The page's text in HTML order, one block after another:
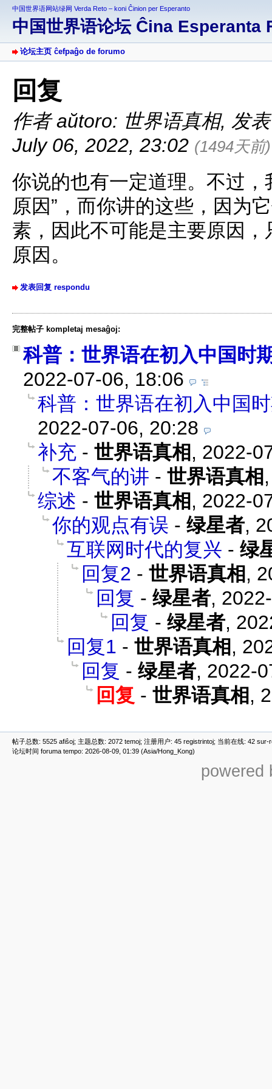
中国世界语网站绿网 Verda Reto – koni Ĉinion per Esperanto
中国世界语论坛 Ĉina Esperanta
论坛主页 ĉefpaĝo de forumo
回复
作者 aŭtoro: 世界语真相, 发
July 06, 2022, 23:02 (1494天前)
你说的也有一定道理。不过，
原因”，而你讲的这些，因为
素，因此不可能是主要原因
原因。
发表回复 respondu
完整帖子 kompletaj mesaĝoj:
科普：世界语在初入中国时
2022-07-06, 18:06
科普：世界语在初入中国
2022-07-06, 20:28
补充 - 世界语真相 , 2022-
不客气的讲 - 世界语真相
综述 - 世界语真相 , 2022-
你的观点有误 - 绿星者,
互联网时代的复兴 - 绿
回复2 - 世界语真相 ,
回复 - 绿星者,
回复 - 绿星者,
回复1 - 世界语真相 ,
回复 - 绿星者, 2022-
回复 - 世界语真相 ,
帖子总数: 5525 afiŝoj; 主题总数: 2072 temoj; 注册用户: 45 registrintoj; 当前在线: 42
论坛时间 foruma tempo: 2026-08-09, 01:39 (Asia/Hong_Kong)
powered